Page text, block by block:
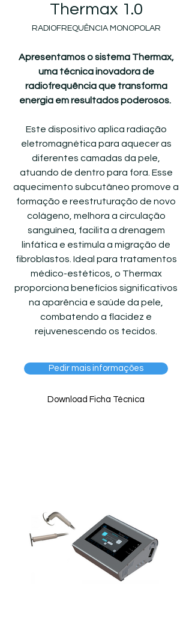
Thermax 1.0
RADIOFREQUÊNCIA MONOPOLAR
Apresentamos o sistema Thermax,
uma técnica inovadora de
radiofrequência que transforma
energia em resultados poderosos.
Este dispositivo aplica radiação
eletromagnética para aquecer as
diferentes camadas da pele,
atuando de dentro para fora. Esse
aquecimento subcutâneo promove a
formação e reestruturação de novo
colágeno, melhora a circulação
sanguínea, facilita a drenagem
linfática e estimula a migração de
fibroblastos. Ideal para tratamentos
médico-estéticos, o Thermax
proporciona benefícios significativos
na aparência e saúde da pele,
combatendo a flacidez e
rejuvenescendo os tecidos.
Pedir mais informações
Download Ficha Técnica